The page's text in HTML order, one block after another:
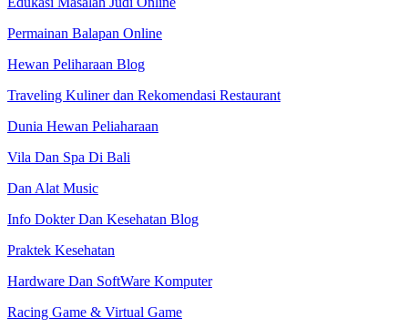
Permainan Balapan Online
Hewan Peliharaan Blog
Traveling Kuliner dan Rekomendasi Restaurant
Dunia Hewan Peliaharaan
Vila Dan Spa Di Bali
Dan Alat Music
Info Dokter Dan Kesehatan Blog
Praktek Kesehatan
Hardware Dan SoftWare Komputer
Racing Game & Virtual Game